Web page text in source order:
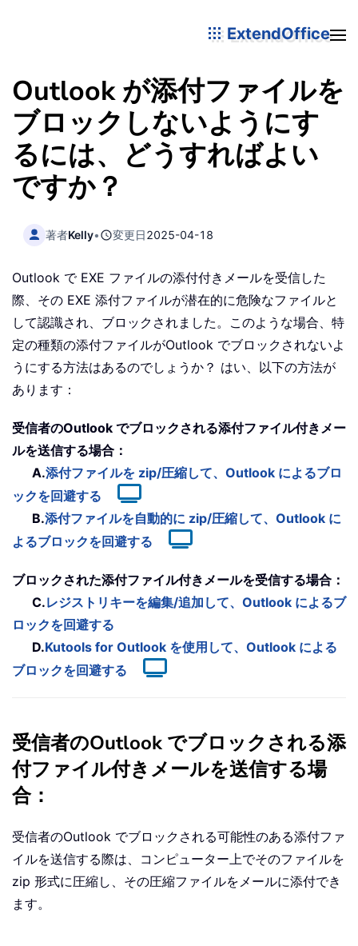
ExtendOffice
Outlook が添付ファイルを
ブロックしないようにす
るには、どうすればよい
ですか？
著者Kelly• 変更日2025-04-18
Outlook で EXE ファイルの添付付きメールを受信した
際、その EXE 添付ファイルが潜在的に危険なファイルと
して認識され、ブロックされました。このような場合、特
定の種類の添付ファイルがOutlook でブロックされないよ
うにする方法はあるのでしょうか？ はい、以下の方法が
あります：
受信者のOutlook でブロックされる添付ファイル付きメー
ルを送信する場合：
A.添付ファイルを zip/圧縮して、Outlook によるブロ
ックを回避する
B.添付ファイルを自動的に zip/圧縮して、Outlook に
よるブロックを回避する
ブロックされた添付ファイル付きメールを受信する場合：
C.レジストリキーを編集/追加して、Outlook によるブ
ロックを回避する
D.Kutools for Outlook を使用して、Outlook による
ブロックを回避する
受信者のOutlook でブロックされる添
付ファイル付きメールを送信する場
合：
受信者のOutlook でブロックされる可能性のある添付ファ
イルを送信する際は、コンピューター上でそのファイルを
zip 形式に圧縮し、その圧縮ファイルをメールに添付でき
ます。